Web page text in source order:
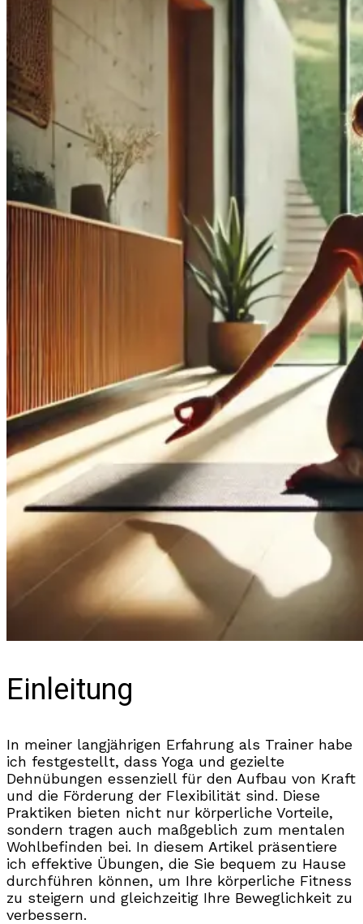
Einleitung
In meiner langjährigen Erfahrung als Trainer habe
ich festgestellt, dass Yoga und gezielte
Dehnübungen essenziell für den Aufbau von Kraft
und die Förderung der Flexibilität sind. Diese
Praktiken bieten nicht nur körperliche Vorteile,
sondern tragen auch maßgeblich zum mentalen
Wohlbefinden bei. In diesem Artikel präsentiere
ich effektive Übungen, die Sie bequem zu Hause
durchführen können, um Ihre körperliche Fitness
zu steigern und gleichzeitig Ihre Beweglichkeit zu
verbessern.